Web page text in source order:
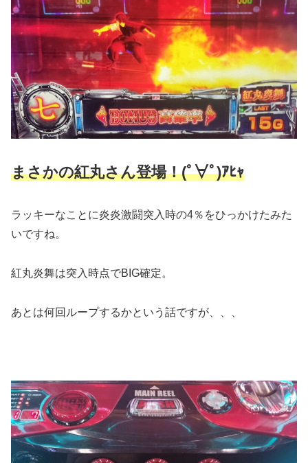
まさかの紅丸さん登場！(ﾟ∀ﾟ)ｱﾋｬ
ラッキーなことに炎炎激闘突入時の4％をひっかけたみた
いですね。
紅丸炎舞は突入時点でBIG確定。
あとは何回ループするかという話ですが、、、